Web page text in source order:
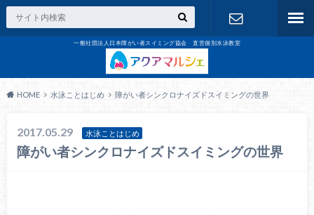
一般社団法人日本障がい者スイミング協会 直営個別水泳教室
HOME 水泳ことはじめ 障がい者シンクロナイズドスイミングの世界
2017.05.29 水泳ことはじめ
障がい者シンクロナイズドスイミングの世界